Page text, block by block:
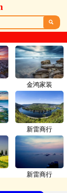

金鸿家装
新雷商行
新雷商行